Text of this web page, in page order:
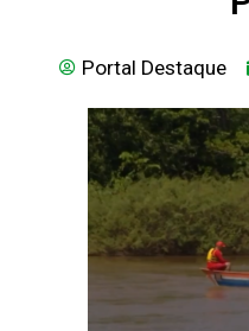
Portal Destaque